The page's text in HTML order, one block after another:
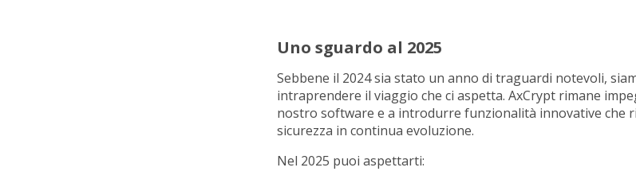
Uno sguardo al 2025
Sebbene il 2024 sia stato un anno di traguardi notevoli,
intraprendere il viaggio che ci aspetta. AxCrypt rimane
nostro software e a introdurre funzionalità innovative che
sicurezza in continua evoluzione.
Nel 2025 puoi aspettarti: